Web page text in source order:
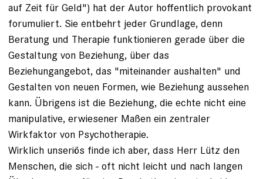
auf Zeit für Geld") hat der Autor hoffentlich provokant
forumuliert. Sie entbehrt jeder Grundlage, denn
Beratung und Therapie funktionieren gerade über die
Gestaltung von Beziehung, über das
Beziehungangebot, das "miteinander aushalten" und
Gestalten von neuen Formen, wie Beziehung aussehen
kann. Übrigens ist die Beziehung, die echte nicht eine
manipulative, erwiesener Maßen ein zentraler
Wirkfaktor von Psychotherapie.
Wirklich unseriös finde ich aber, dass Herr Lütz den
Menschen, die sich - oft nicht leicht und nach langen